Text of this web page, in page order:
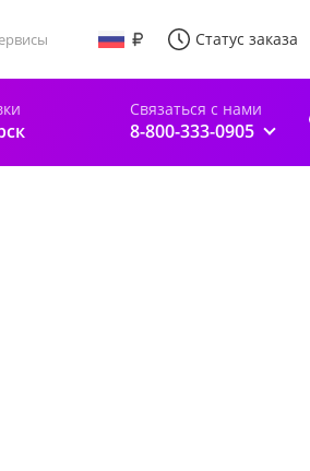
Статус заказа
Связаться с нами
8-800-333-0905